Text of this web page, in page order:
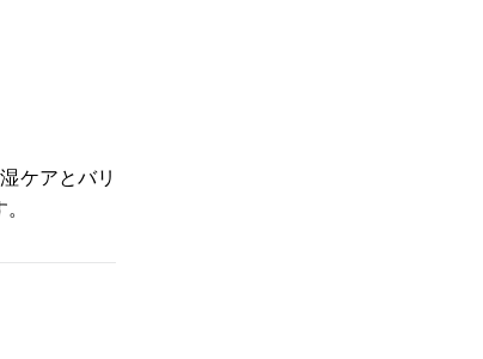
ケアとバリ